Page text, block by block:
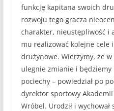
funkcję kapitana swoich
rozwoju tego gracza
charakter, nieustępliwość i
mu realizować kolejne cele
drużynowe. Wierzymy, że
ulegnie zmianie i
pociechy – powiedział po
dyrektor sportowy
Wróbel. Urodził i wychował